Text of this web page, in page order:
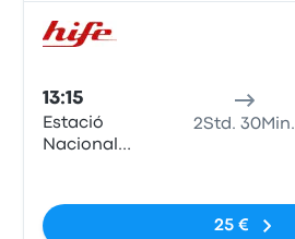
13:15
Estació
Nacional
2Std. 30Min.
25 €